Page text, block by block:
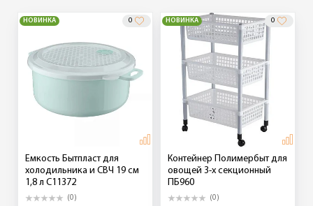
НОВИНКА 0
Емкость Бытпласт для
холодильника и СВЧ 19 см
1,8 л С11372
(0)
НОВИНКА 0
Контейнер Полимербыт для
овощей 3-х секционный
ПБ960
(0)